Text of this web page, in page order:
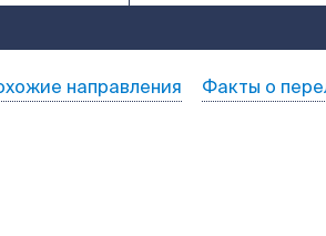
направления Факты о